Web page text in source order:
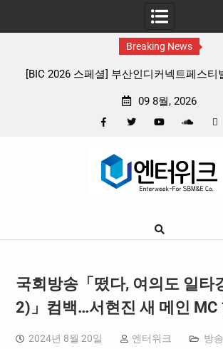
Breaking News
디커넥트페스티벌 출품 인디 리듬
판타지
09 8월, 2026
Google
국회방송「떴다, 여의도 일타
2)」컴백…서현진 새 메인 MC
2024년 8월 20일 엔터위크 방송